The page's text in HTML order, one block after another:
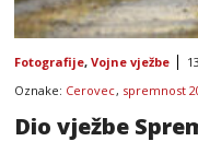
Fotografije, Vojne vježbe
Oznake: Cerovec, spremnost
Dio vježbe